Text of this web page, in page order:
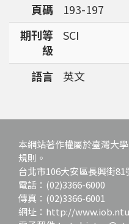
頁碼
193-197
期刊等
級
SCI
語言 英文
本網站著作權屬於臺灣大
規則。
台北市106大安區長興街81
電話：(02)3366-6000
傳真：(02)3366-6001
網址：http://